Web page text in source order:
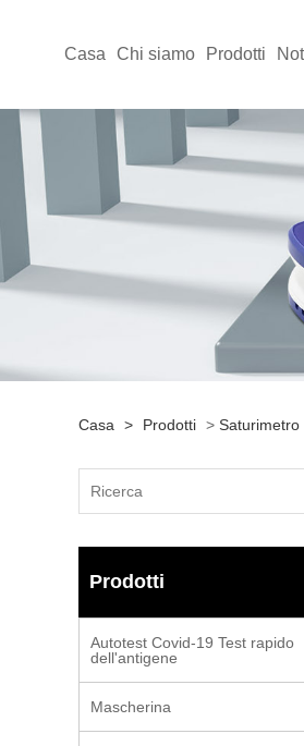
Casa Chi siamo Prodotti
Casa > Prodotti > Saturimetro
Prodotti
Autotest Covid-19 Test rapido
dell'antigene
Mascherina